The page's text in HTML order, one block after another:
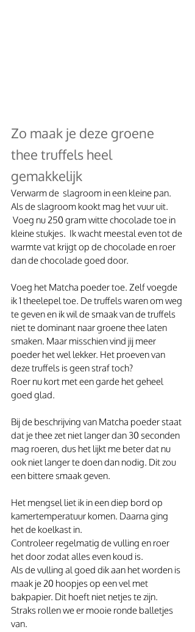
Zo maak je deze groene
thee truffels heel
gemakkelijk
Verwarm de  slagroom in een kleine pan.
Als de slagroom kookt mag het vuur uit.
Voeg nu 250 gram witte chocolade toe in
kleine stukjes.  Ik wacht meestal even tot de
warmte vat krijgt op de chocolade en roer
dan de chocolade goed door.
Voeg het Matcha poeder toe. Zelf voegde
ik 1 theelepel toe. De truffels waren om weg
te geven en ik wil de smaak van de truffels
niet te dominant naar groene thee laten
smaken. Maar misschien vind jij meer
poeder het wel lekker. Het proeven van
deze truffels is geen straf toch?
Roer nu kort met een garde het geheel
goed glad.
Bij de beschrijving van Matcha poeder staat
dat je thee zet niet langer dan 30 seconden
mag roeren, dus het lijkt me beter dat nu
ook niet langer te doen dan nodig. Dit zou
een bittere smaak geven.
Het mengsel liet ik in een diep bord op
kamertemperatuur komen. Daarna ging
het de koelkast in.
Controleer regelmatig de vulling en roer
het door zodat alles even koud is.
Als de vulling al goed dik aan het worden is
maak je 20 hoopjes op een vel met
bakpapier. Dit hoeft niet netjes te zijn.
Straks rollen we er mooie ronde balletjes
van.